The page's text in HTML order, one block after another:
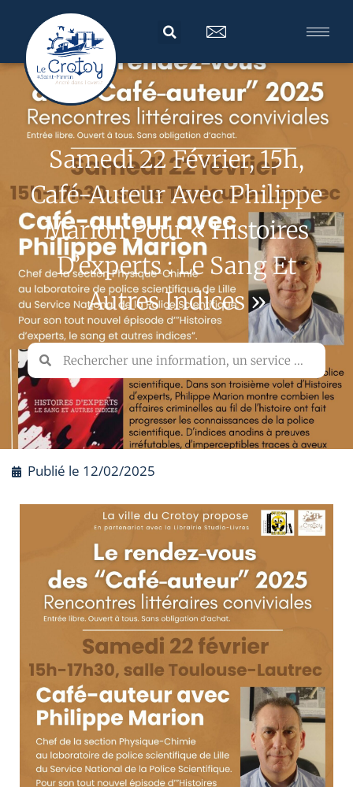
Samedi 22 Février, 15h,
Café-Auteur Avec Philippe
Marion Pour « Histoires
D’experts : Le Sang Et
Autres Indices »
Publié le 12/02/2025